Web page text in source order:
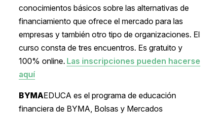
conocimientos básicos sobre las alternativas de
financiamiento que ofrece el mercado para las
empresas y también otro tipo de organizaciones. El
curso consta de tres encuentros. Es gratuito y
100% online. Las inscripciones pueden hacerse
aquí
BYMAEDUCA es el programa de educación
financiera de BYMA, Bolsas y Mercados